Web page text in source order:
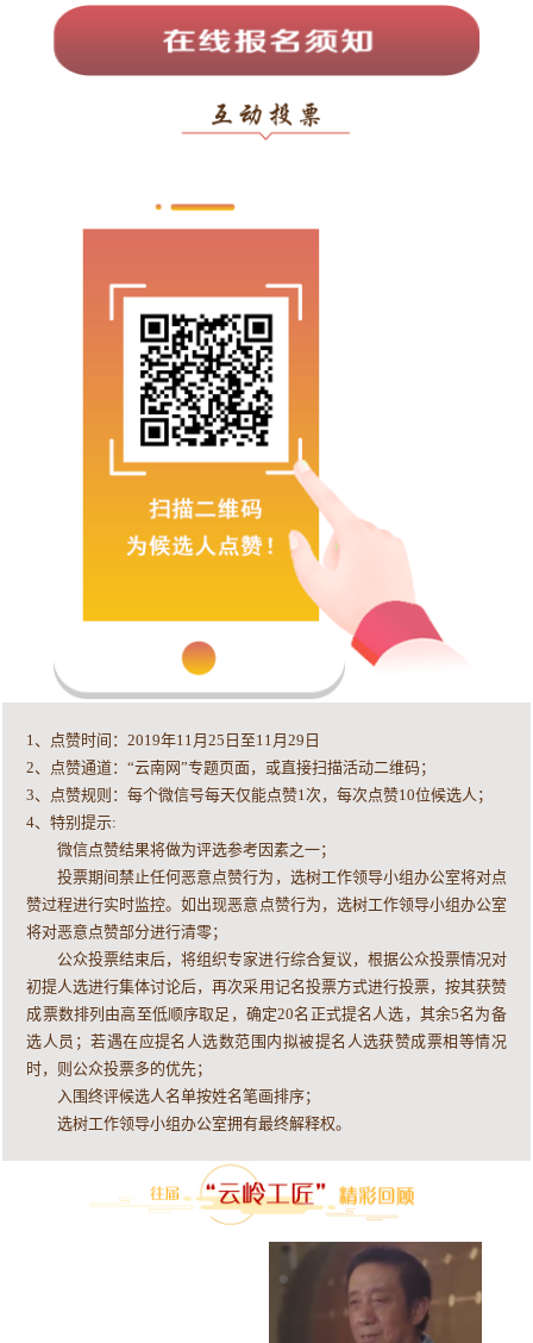
1、点赞时间：2019年11月25日至11月29日
2、点赞通道：“云南网”专题页面，或直接扫描活动二维码；
3、点赞规则：每个微信号每天仅能点赞1次，每次点赞10位候选人；
4、特别提示:
微信点赞结果将做为评选参考因素之一；
投票期间禁止任何恶意点赞行为，选树工作领导小组办公室将对点
赞过程进行实时监控。如出现恶意点赞行为，选树工作领导小组办公室
将对恶意点赞部分进行清零；
公众投票结束后，将组织专家进行综合复议，根据公众投票情况对
初提人选进行集体讨论后，再次采用记名投票方式进行投票，按其获赞
成票数排列由高至低顺序取足，确定20名正式提名人选，其余5名为备
选人员；若遇在应提名人选数范围内拟被提名人选获赞成票相等情况
时，则公众投票多的优先；
入围终评候选人名单按姓名笔画排序；
选树工作领导小组办公室拥有最终解释权。